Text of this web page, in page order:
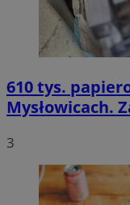
610 tys.
Mysłowicach.
3